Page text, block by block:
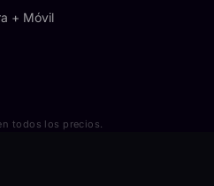
+ Móvil
todos los precios.